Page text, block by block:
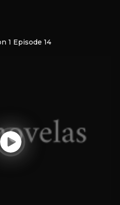
1 Episode 14